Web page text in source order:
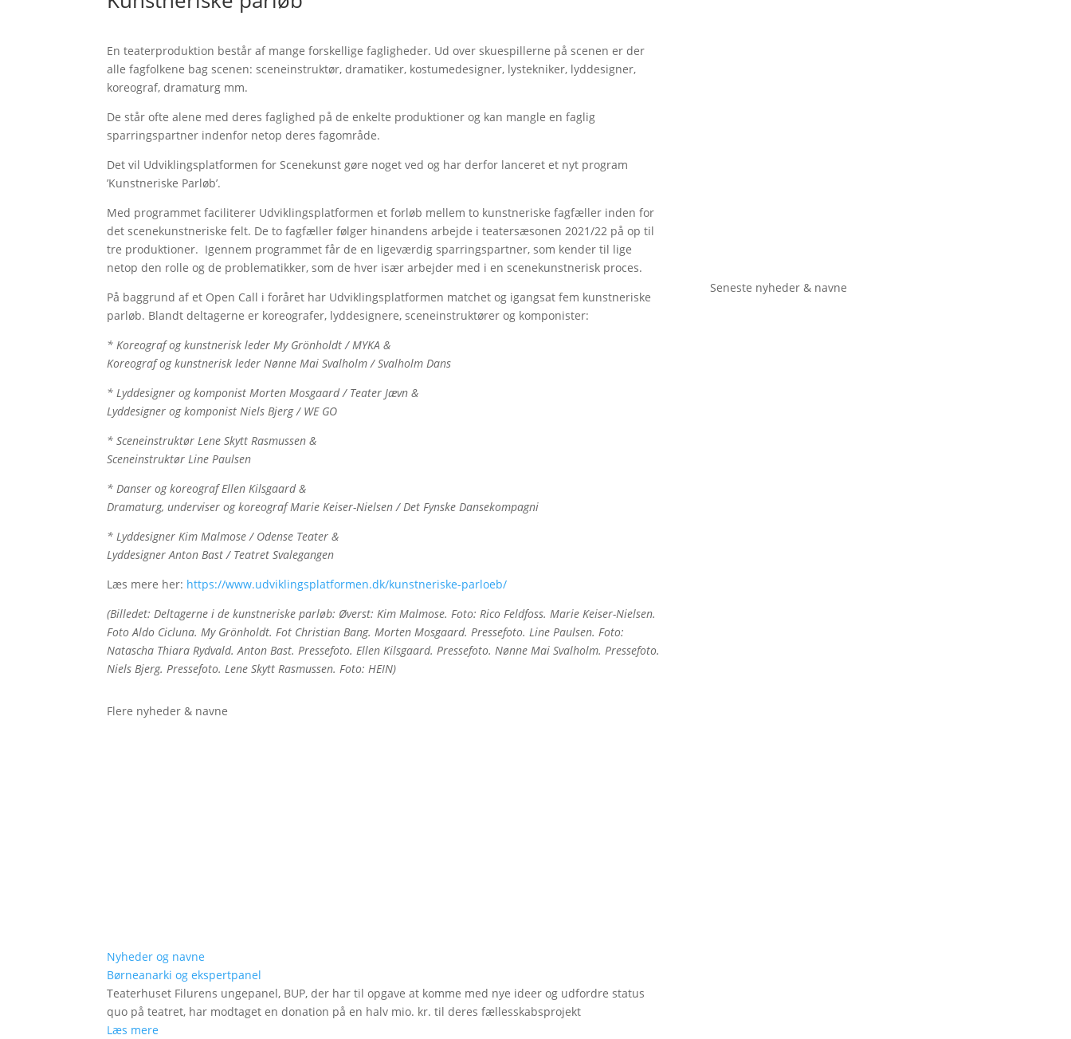
En teaterproduktion består af mange forskellige fagligheder. Ud over skuespillerne på scenen er der
alle fagfolkene bag scenen: sceneinstruktør, dramatiker, kostumedesigner, lystekniker, lyddesigner,
koreograf, dramaturg mm.
De står ofte alene med deres faglighed på de enkelte produktioner og kan mangle en faglig
sparringspartner indenfor netop deres fagområde.
Det vil Udviklingsplatformen for Scenekunst gøre noget ved og har derfor lanceret et nyt program
’Kunstneriske Parløb’.
Med programmet faciliterer Udviklingsplatformen et forløb mellem to kunstneriske fagfæller inden for
det scenekunstneriske felt. De to fagfæller følger hinandens arbejde i teatersæsonen 2021/22 på op til
tre produktioner. Igennem programmet får de en ligeværdig sparringspartner, som kender til lige
netop den rolle og de problematikker, som de hver især arbejder med i en scenekunstnerisk proces.
På baggrund af et Open Call i foråret har Udviklingsplatformen matchet og igangsat fem kunstneriske
parløb. Blandt deltagerne er koreografer, lyddesignere, sceneinstruktører og komponister:
* Koreograf og kunstnerisk leder My Grönholdt / MYKA &
Koreograf og kunstnerisk leder Nønne Mai Svalholm / Svalholm Dans
* Lyddesigner og komponist Morten Mosgaard / Teater Jævn &
Lyddesigner og komponist Niels Bjerg / WE GO
* Sceneinstruktør Lene Skytt Rasmussen &
Sceneinstruktør Line Paulsen
* Danser og koreograf Ellen Kilsgaard &
Dramaturg, underviser og koreograf Marie Keiser-Nielsen / Det Fynske Dansekompagni
* Lyddesigner Kim Malmose / Odense Teater &
Lyddesigner Anton Bast / Teatret Svalegangen
Læs mere her: https://www.udviklingsplatformen.dk/kunstneriske-parloeb/
(Billedet: Deltagerne i de kunstneriske parløb: Øverst: Kim Malmose. Foto: Rico Feldfoss. Marie Keiser-Nielsen.
Foto Aldo Cicluna. My Grönholdt. Fot Christian Bang. Morten Mosgaard. Pressefoto. Line Paulsen. Foto:
Natascha Thiara Rydvald. Anton Bast. Pressefoto. Ellen Kilsgaard. Pressefoto. Nønne Mai Svalholm. Pressefoto.
Niels Bjerg. Pressefoto. Lene Skytt Rasmussen. Foto: HEIN)
Flere nyheder & navne
Nyheder og navne
Børneanarki og ekspertpanel
Teaterhuset Filurens ungepanel, BUP, der har til opgave at komme med nye ideer og udfordre status
quo på teatret, har modtaget en donation på en halv mio. kr. til deres fællesskabsprojekt
Læs mere
Seneste nyheder & navne